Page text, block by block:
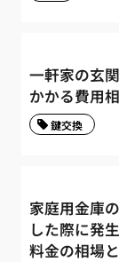
一軒家の玄
かかる費用
鍵交換
家庭用金庫
した際に発
料金の相場